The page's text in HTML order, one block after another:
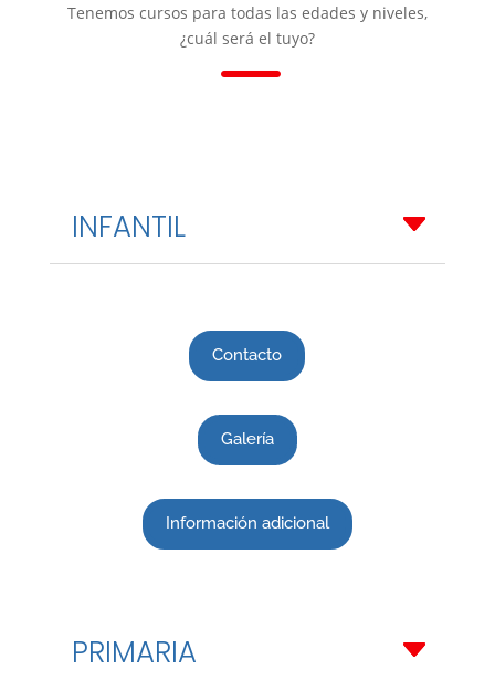
Tenemos cursos para todas las edades y niveles,
¿cuál será el tuyo?
K
INFANTIL
Contacto
Galería
Información adicional
PRIMARIA